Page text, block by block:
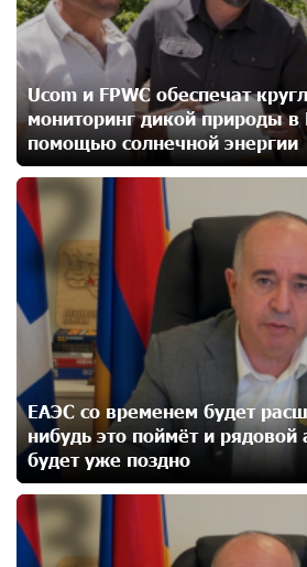
возобновил работу по
Ереванян, 3/47
До 25% idcoin-ов при
Idram&IDBank
Ucom и Microsoft Innovation
школьникам развивать
При поддержке Ucom в
солнечная станция
Юнибанк разыграет поездку
держателей карт Mastercard
Москва–Баку: есть
Ucom и FPWC обеспечат
мониторинг дикой природы в
помощью солнечной энергии
ЕАЭС со временем будет
нибудь это поймёт и рядовой
будет уже поздно
2